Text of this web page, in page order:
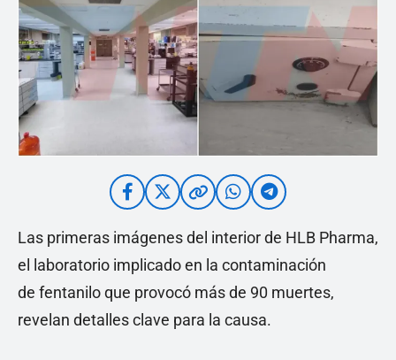
Las primeras imágenes del interior de HLB Pharma,
el laboratorio implicado en la contaminación
de fentanilo que provocó más de 90 muertes,
revelan detalles clave para la causa.